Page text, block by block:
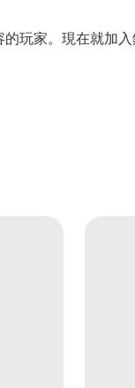
玩家。現在就加